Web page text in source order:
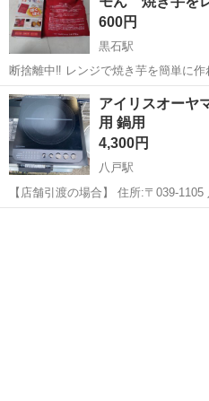
600円
黒石駅
断捨離中‼️ レンジで焼き芋を簡単に作れます 黒石駅 ま
（月曜日火曜日以外の平日夕方、土
願いいたします🙂‍↕️）
青森 黒石市 黒石駅 キッ
アイリスオーヤマ IH
用 鍋用
4,300円
八戸駅
【店舗引渡の場合】 住所:〒039-1105 八戸市八幡五日町31-1 営業時
間:9時〜17時 定休日:水曜日・その他不定休もあ